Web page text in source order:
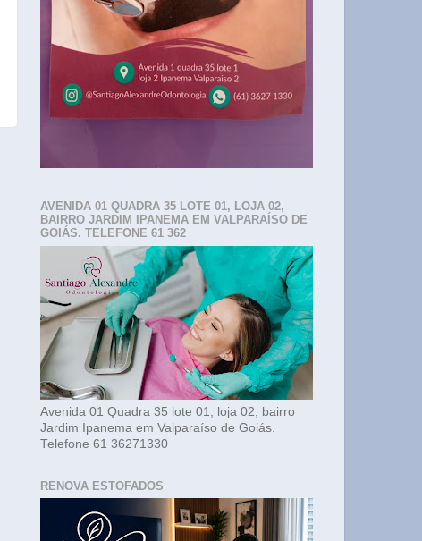
AVENIDA 01 QUADRA 35 LOTE 01, LOJA 02,
BAIRRO JARDIM IPANEMA EM VALPARAÍSO DE
GOIÁS. TELEFONE 61 362
Avenida 01 Quadra 35 lote 01, loja 02, bairro
Jardim Ipanema em Valparaíso de Goiás.
Telefone 61 36271330
RENOVA ESTOFADOS